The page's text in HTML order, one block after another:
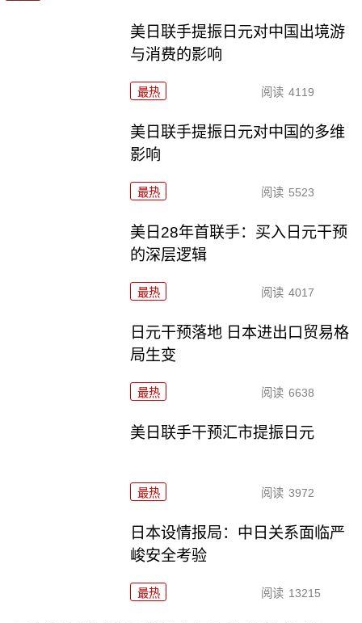
美日联手提振日元对中国出境游
与消费的影响
最热 阅读 4119
美日联手提振日元对中国的多维
影响
最热 阅读 5523
美日28年首联手：买入日元干预
的深层逻辑
最热 阅读 4017
日元干预落地 日本进出口贸易格
局生变
最热 阅读 6638
美日联手干预汇市提振日元
最热 阅读 3972
日本设情报局：中日关系面临严
峻安全考验
最热 阅读 13215